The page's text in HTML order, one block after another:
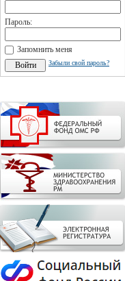
Пароль:
Запомнить меня
Забыли свой пароль?